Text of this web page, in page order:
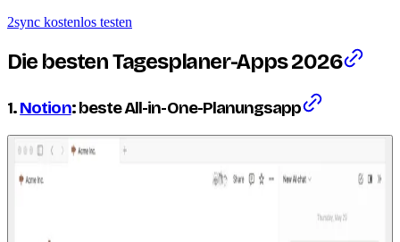
2sync kostenlos testen
Die besten Tagesplaner-Apps 2026
1.Notion: beste All-in-One-Planungsapp